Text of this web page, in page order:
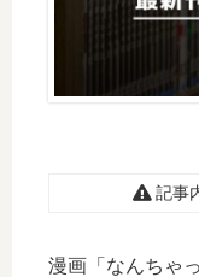
記事
漫画「なんちゃ